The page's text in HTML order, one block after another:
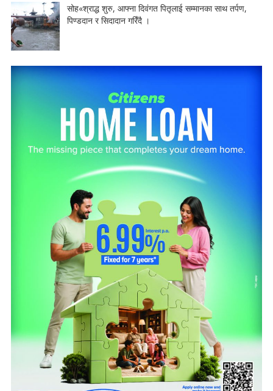
सोह«श्राद्ध शुरु, आफ्ना दिवंगत पितृलाई सम्मानका साथ तर्पण,
पिण्डदान र सिदादान गरिँदै ।